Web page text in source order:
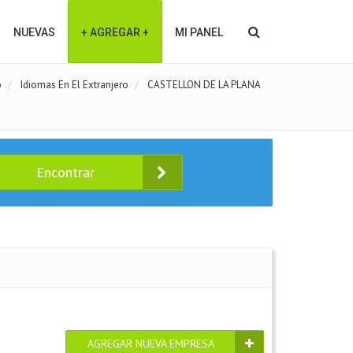
NUEVAS + AGREGAR + MI PANEL
Idiomas En El Extranjero CASTELLON DE LA PLANA
Encontrar
AGREGAR NUEVA EMPRESA